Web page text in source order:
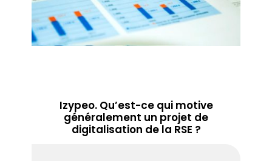
Izypeo. Qu’est-ce qui motive
généralement un projet de
digitalisation de la RSE ?